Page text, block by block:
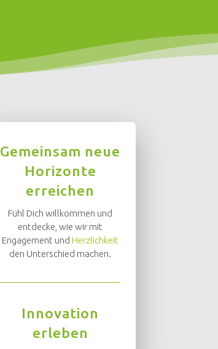
Gemeinsam neue
Horizonte
erreichen
Fühl Dich willkommen und
entdecke, wie wir mit
Engagement undHerzlichkeit
den Unterschied machen.
Innovation
erleben